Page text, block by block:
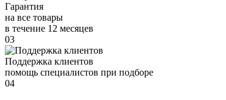
Гарантия
на все товары
в течение 12 месяцев
03
Поддержка клиентов
помощь специалистов при подборе
04